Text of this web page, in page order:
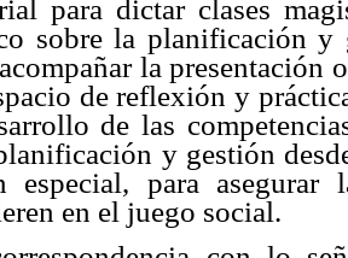
para dictar clases
sobre la planificación y
la presentación
de reflexión y
de las
y gestión
especial, para asegurar
en el juego social.